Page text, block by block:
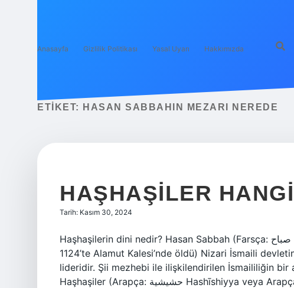
Anasayfa Gizlilik Politikası Yasal Uyarı Hakkımızda
ETIKET: HASAN SABBAHIN MEZARI NEREDE
HAŞHAŞILER
Tarih: Kasım 30, 2024
Haşhaşilerin dini nedir? Hasan Sabbah (Farsça: حسن صباح; İran’ın Kum kentinde doğdu – 23 Mayıs
1124’te Alamut Kalesi’nde öldü) Nizari İsmaili
lideridir. Şii mezhebi ile ilişkilendirilen İsmaililiğin
Haşhaşiler (Arapça: حشیشیة Hashīshiyya veya Arapça: حشاشون Hasshaşun), Sabbahīler veya